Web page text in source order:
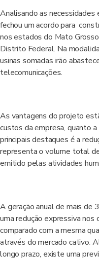
Analisando as necessidades
fechou um acordo para
nos estados do Mato
Distrito Federal. Na
usinas somadas irão
telecomunicações.
As vantagens do projeto
custos da empresa, quanto
principais destaques é a
representa o volume total
emitido pelas atividades
A geração anual de mais de
uma redução expressiva nos
comparado com a mesma
através do mercado cativo.
longo prazo, existe uma